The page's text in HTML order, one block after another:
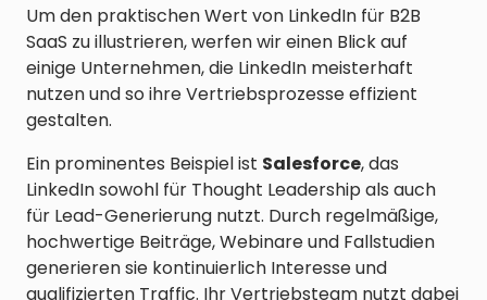
Um den praktischen Wert von LinkedIn für B2B
SaaS zu illustrieren, werfen wir einen Blick auf
einige Unternehmen, die LinkedIn meisterhaft
nutzen und so ihre Vertriebsprozesse effizient
gestalten.
Ein prominentes Beispiel ist Salesforce, das
LinkedIn sowohl für Thought Leadership als auch
für Lead-Generierung nutzt. Durch regelmäßige,
hochwertige Beiträge, Webinare und Fallstudien
generieren sie kontinuierlich Interesse und
qualifizierten Traffic. Ihr Vertriebsteam nutzt dabei